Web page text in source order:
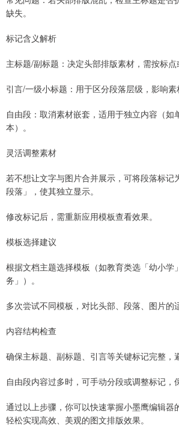
缺失。
标记含义解析
主标题/副标题：决定头部排版素材，需按标点
引言/一级小标题：用于区分段落层级，影响素
自由段：取消素材嵌套，适用于独立内容（如
本）。
灵活调整素材
若不想让文字与图片合并展示，可将段落标记
段落」，使其独立显示。
修改标记后，需重新应用模板查看效果。
模板选择建议
根据文档主题选择模板（如教育类选「幼小学
务」）。
多次尝试不同模板，对比头部、段落、图片的
内容结构检查
确保主标题、副标题、引言等关键标记完整，
自由段内容过多时，可手动分段或调整标记，
通过以上步骤，你可以快速掌握小墨鹰编辑器
轻松实现高效、美观的图文排版效果。